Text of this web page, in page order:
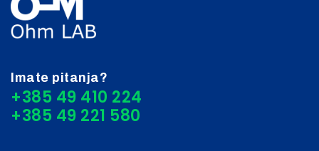
Imate pitanja?
+385 49 410 224